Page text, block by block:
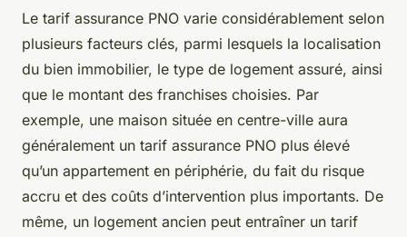
Le tarif assurance PNO varie considérablement selon
plusieurs facteurs clés, parmi lesquels la localisation
du bien immobilier, le type de logement assuré, ainsi
que le montant des franchises choisies. Par
exemple, une maison située en centre-ville aura
généralement un tarif assurance PNO plus élevé
qu’un appartement en périphérie, du fait du risque
accru et des coûts d’intervention plus importants. De
même, un logement ancien peut entraîner un tarif